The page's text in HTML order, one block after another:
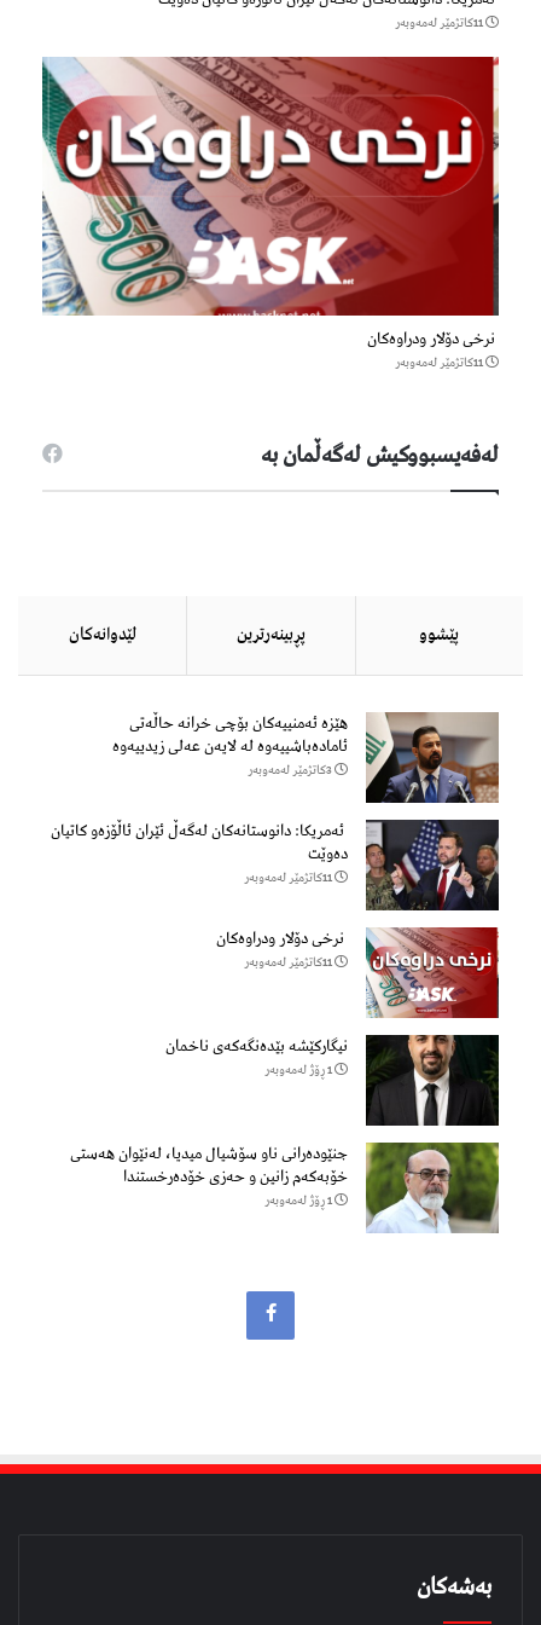
11كاتژمێر لەمەوبەر
نرخی دۆلار ودراوەکان
11كاتژمێر لەمەوبەر
لەفەیسبووكیش لەگەڵمان بە
پێشوو پڕبینەرترین لێدوانەكان
هێزه‌ ئه‌منییه‌كان بۆچی خرانە حاڵه‌تی
ئاماده‌باشییه‌وه‌ لە لایەن عەلی زیدییەوە
3كاتژمێر لەمەوبەر
ئەمریکا: دانوستانەکان لەگەڵ ئێران ئاڵۆزەو کاتیان
دەوێت
11كاتژمێر لەمەوبەر
نرخی دۆلار ودراوەکان
11كاتژمێر لەمەوبەر
نیگارکێشە بێدەنگەکەی ناخمان
1 ڕۆژ لەمەوبەر
جنێودەرانی ناو سۆشیال میدیا، لەنێوان هەستی
خۆبەکەم زانین و حەزی خۆدەرخستندا
1 ڕۆژ لەمەوبەر
بەشەکان